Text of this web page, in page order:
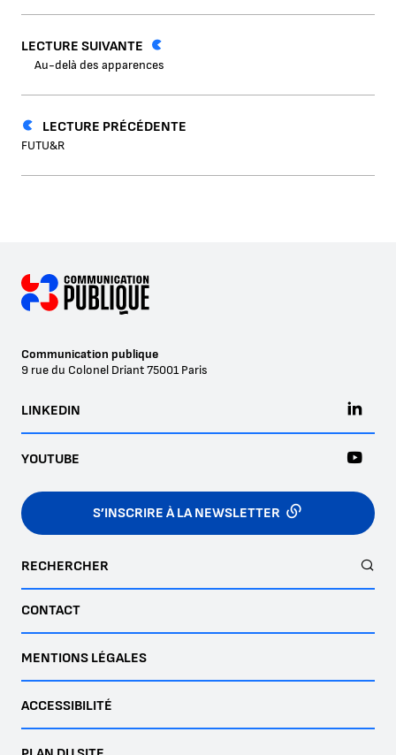
LECTURE PRÉCÉDENTE
FUTU&R
LECTURE SUIVANTE
Au-delà des apparences
Communication publique
9 rue du Colonel Driant75001 Paris
S’INSCRIRE À LA NEWSLETTER
LINKEDIN
YOUTUBE
RECHERCHER
CONTACT
MENTIONS LÉGALES
ACCESSIBILITÉ